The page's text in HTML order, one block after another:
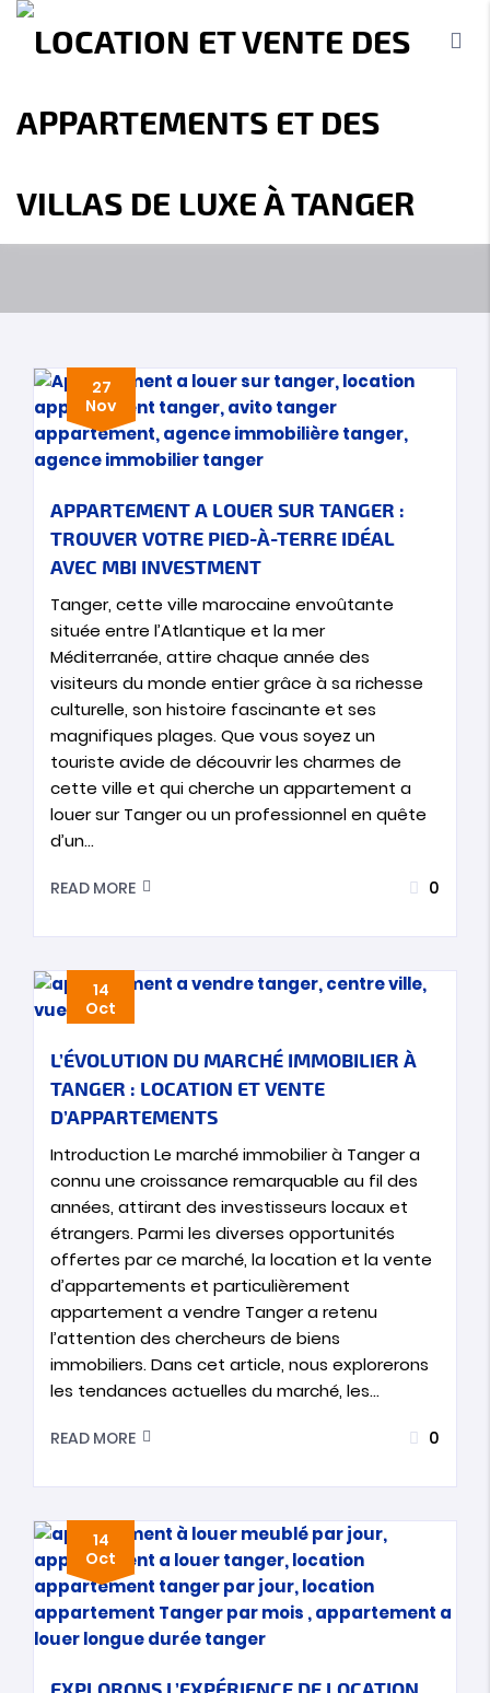
Terrains Location de Vacances Contact
OUR BLOG
Tanger
Tanger immobilier
27
Nov
APPARTEMENT A LOUER SUR TANGER :
TROUVER VOTRE PIED-À-TERRE IDÉAL
AVEC MBI INVESTMENT
Tanger, cette ville marocaine envoûtante
située entre l’Atlantique et la mer
Méditerranée, attire chaque année des
visiteurs du monde entier grâce à sa richesse
culturelle, son histoire fascinante et ses
magnifiques plages. Que vous soyez un
touriste avide de découvrir les charmes de
cette ville et qui cherche un appartement a
louer sur Tanger ou un professionnel en quête
d’un…
READ MORE 0
14
Oct
L’ÉVOLUTION DU MARCHÉ IMMOBILIER À
TANGER : LOCATION ET VENTE
D’APPARTEMENTS
Introduction Le marché immobilier à Tanger a
connu une croissance remarquable au fil des
années, attirant des investisseurs locaux et
étrangers. Parmi les diverses opportunités
offertes par ce marché, la location et la vente
d’appartements et particulièrement
appartement a vendre Tanger a retenu
l’attention des chercheurs de biens
immobiliers. Dans cet article, nous explorerons
les tendances actuelles du marché, les…
READ MORE 0
14
Oct